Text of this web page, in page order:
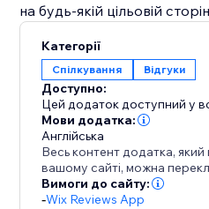
на будь-якій цільовій
Категорії
Спілкування Відгуки
Доступно:
Цей додаток доступний у
Мови додатка:
Англійська
Весь контент додатка,
вашому сайті, можна
Вимоги до сайту:
-Wix Reviews App